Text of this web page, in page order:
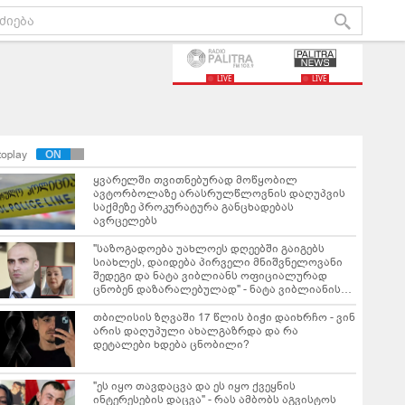
LIVE LIVE
ყვარელში თვითნებურად მოწყობილ
ავტორბოლაზე არასრულწლოვნის დაღუპვის
საქმეზე პროკურატურა განცხადებას
ავრცელებს
"საზოგადოება უახლოეს დღეებში გაიგებს
სიახლეს, დაიდება პირველი მნიშვნელოვანი
შედეგი და ნატა ვიბლიანს ოფიციალურად
ცნობენ დაზარალებულად" - ნატა ვიბლიანის
საქმესთან დაკავშირებით ტარიელ კაკაბაძე
ინფორმაციას ავრცელებს
თბილისის ზღვაში 17 წლის ბიჭი დაიხრჩო - ვინ
არის დაღუპული ახალგაზრდა და რა
დეტალები ხდება ცნობილი?
"ეს იყო თავდაცვა და ეს იყო ქვეყნის
ინტერესების დაცვა" - რას ამბობს აგვისტოს